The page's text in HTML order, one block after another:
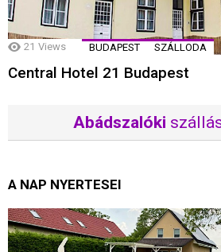
21 Views BUDAPEST SZÁLLODA
Central Hotel 21 Budapest
Abádszalóki
A NAP NYERTESEI